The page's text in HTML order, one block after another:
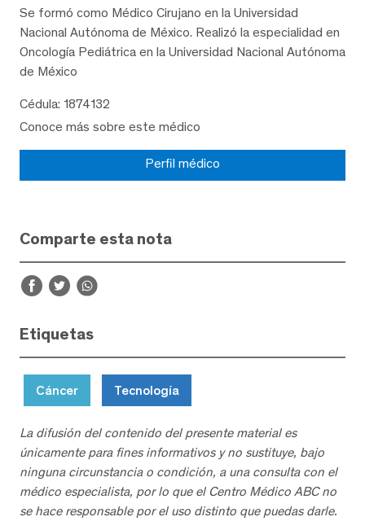
Se formó como Médico Cirujano en la Universidad
Nacional Autónoma de México. Realizó la especialidad en
Oncología Pediátrica en la Universidad Nacional Autónoma
de México
Cédula: 1874132
Conoce más sobre este médico
Perfil médico
Comparte esta nota
Etiquetas
Cáncer Tecnología
La difusión del contenido del presente material es
únicamente para fines informativos y no sustituye, bajo
ninguna circunstancia o condición, a una consulta con el
médico especialista, por lo que el Centro Médico ABC no
se hace responsable por el uso distinto que puedas darle.